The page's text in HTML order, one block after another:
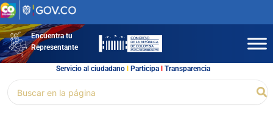
Ir
al
contenidoEncuentra tu
Representante
Servicio al ciudadano l Participal Transparencia
por: